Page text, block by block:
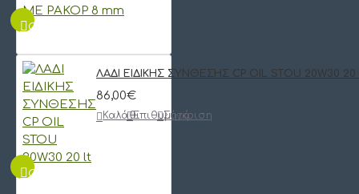
QUICKVIEW
QUICKVIEW
ΛΑΔΙ ΕΙΔΙΚΗΣ ΣΥΝΘΕΣΗΣ CP OIL STOU 20W30
86,00€
ΚαλάθιΕπιθυμητό
Σύγκριση